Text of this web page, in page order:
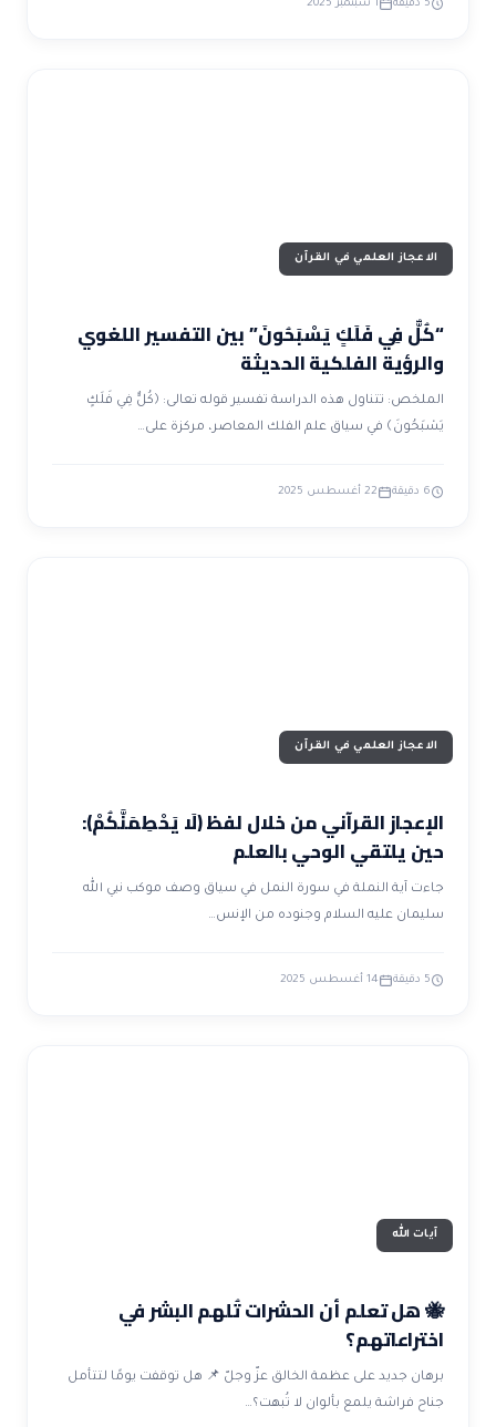
5 دقيقة 1 سبتمبر 2025
الاعجاز العلمي في القرآن
“كُلٌّ فِي فَلَكٍ يَسْبَحُونَ” بين التفسير اللغوي
والرؤية الفلكية الحديثة
الملخص: تتناول هذه الدراسة تفسير قوله تعالى: ﴿كُلٌّ فِي فَلَكٍ
يَسْبَحُونَ﴾ في سياق علم الفلك المعاصر، مركزة على…
6 دقيقة 22 أغسطس 2025
الاعجاز العلمي في القرآن
الإعجاز القرآني من خلال لفظ ﴿لَا يَحْطِمَنَّكُمْ﴾:
حين يلتقي الوحي بالعلم
جاءت آية النملة في سورة النمل في سياق وصف موكب نبي الله
سليمان عليه السلام وجنوده من الإنس…
5 دقيقة 14 أغسطس 2025
آيات الله
🐝 هل تعلم أن الحشرات تُلهم البشر في
اختراعاتهم؟
برهان جديد على عظمة الخالق عزّ وجلّ 📌 هل توقفت يومًا لتتأمل
جناح فراشة يلمع بألوان لا تُبهت؟…